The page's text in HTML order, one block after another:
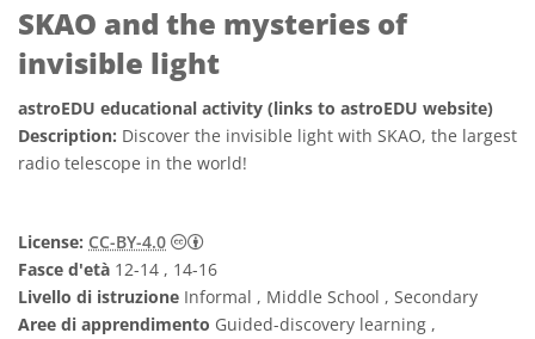
SKAO and the mysteries of
invisible light
astroEDU educational activity (links to astroEDU website)
Description: Discover the invisible light with SKAO, the largest
radio telescope in the world!
License: CC-BY-4.0
Creative Commons Attribuzione 4.0
Fasce d'età 12-14 , 14-16
Livello di istruzione Informal , Middle School , Secondary
Aree di apprendimento Guided-discovery learning ,